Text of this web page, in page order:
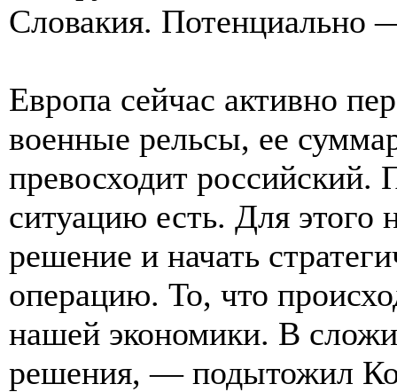
Словакия. Потенциально
Европа сейчас активно
военные рельсы, ее
превосходит российский.
ситуацию есть. Для этого
решение и начать
операцию. То, что
нашей экономики. В
решения, — подытожил